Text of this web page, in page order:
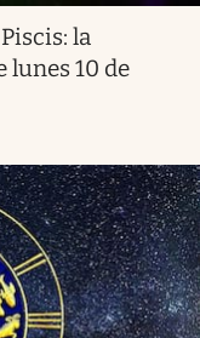
la
lunes 10 de